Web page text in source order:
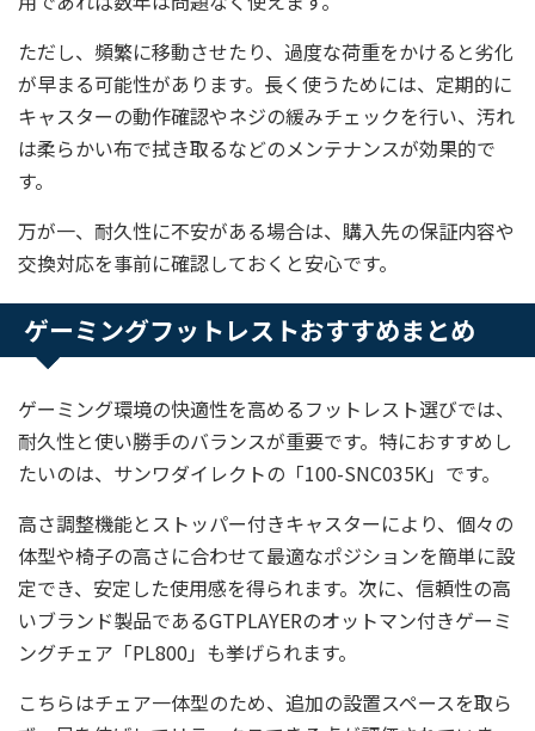
ただし、頻繁に移動させたり、過度な荷重をかけると劣化
が早まる可能性があります。長く使うためには、定期的に
キャスターの動作確認やネジの緩みチェックを行い、汚れ
は柔らかい布で拭き取るなどのメンテナンスが効果的で
す。
万が一、耐久性に不安がある場合は、購入先の保証内容や
交換対応を事前に確認しておくと安心です。
ゲーミングフットレストおすすめまとめ
ゲーミング環境の快適性を高めるフットレスト選びでは、
耐久性と使い勝手のバランスが重要です。特におすすめし
たいのは、サンワダイレクトの「100-SNC035K」です。
高さ調整機能とストッパー付きキャスターにより、個々の
体型や椅子の高さに合わせて最適なポジションを簡単に設
定でき、安定した使用感を得られます。次に、信頼性の高
いブランド製品であるGTPLAYERのオットマン付きゲーミ
ングチェア「PL800」も挙げられます。
こちらはチェア一体型のため、追加の設置スペースを取ら